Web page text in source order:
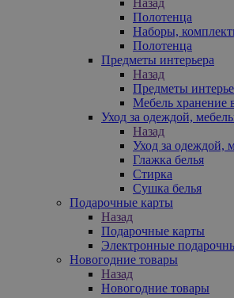
Полотенца
Наборы,
Полотенца
Предметы интерьера
Назад
Предметы
Мебель хранение
Уход за одеждой,
Назад
Уход за одеждой,
Глажка белья
Стирка
Сушка белья
Подарочные карты
Назад
Подарочные карты
Электронные
Новогодние товары
Назад
Новогодние товары